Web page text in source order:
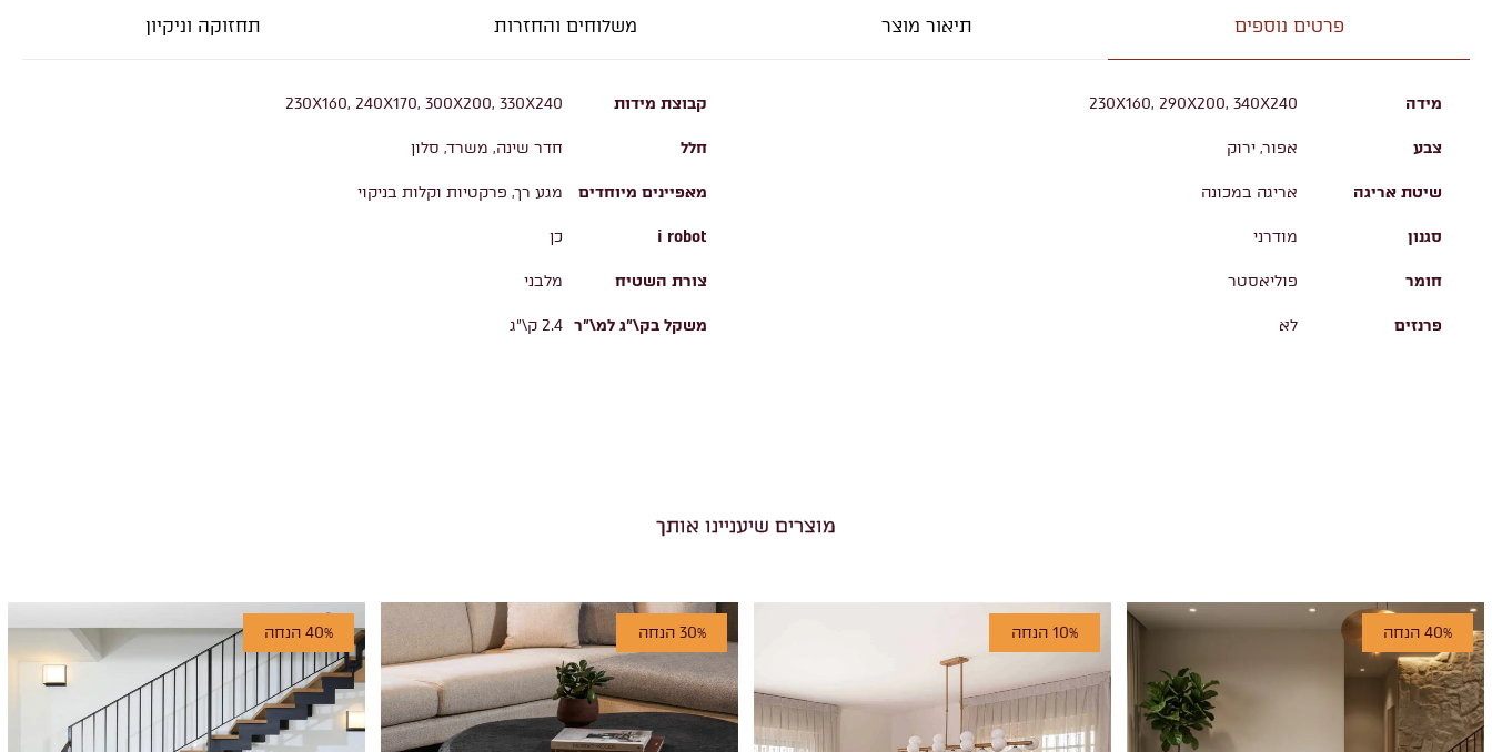
פרטים נוספים תיאור מוצר משלוחים והחזרות תחזוקה וניקיון
מידה 230X160, 290X200, 340X240 קבוצת מידות 230X160, 240X170, 300X200, 330X240
צבע אפור, ירוק חלל חדר שינה, משרד, סלון
שיטת אריגה אריגה במכונה מאפיינים מיוחדים מגע רך, פרקטיות וקלות בניקוי
סגנון מודרני i robot כן
חומר פוליאסטר צורת השטיח מלבני
פרנזים לא משקל בק\"ג למ\"ר 2.4 ק\"ג
מוצרים שיעניינו אותך
40% הנחה 10% הנחה 30% הנחה 40% הנחה